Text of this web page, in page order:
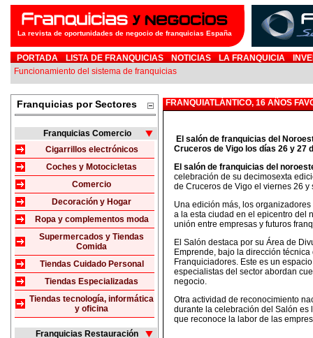
La revista de oportunidades de negocio de franquicias España
PORTADA LISTA DE FRANQUICIAS NOTICIAS LA FRANQUICIA
Funcionamiento del sistema de franquicias
Franquicias por Sectores
Franquicias Comercio
Cigarrillos electrónicos
Coches y Motocicletas
Comercio
Decoración y Hogar
Ropa y complementos moda
Supermercados y Tiendas
Comida
Tiendas Cuidado Personal
Tiendas Especializadas
Tiendas tecnología, informática
y oficina
Franquicias Restauración
FRANQUIATLÁNTICO, 16 AÑOS
El salón de franquicias del
Cruceros de Vigo los días 26 y 27
El salón de franquicias del
celebración de su decimosexta
de Cruceros de Vigo el viernes 26
Una edición más, los
a la esta ciudad en el epicentro del
unión entre empresas y futuros
El Salón destaca por su Área de
Emprende, bajo la dirección
Franquiciadores. Este es un
especialistas del sector abordan
negocio.
Otra actividad de reconocimiento
durante la celebración del Salón es
que reconoce la labor de las